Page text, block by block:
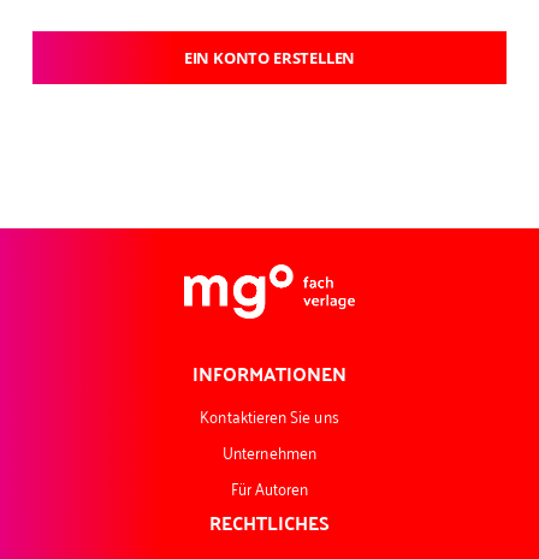
EIN KONTO ERSTELLEN
INFORMATIONEN
Kontaktieren Sie uns
Unternehmen
Für Autoren
RECHTLICHES